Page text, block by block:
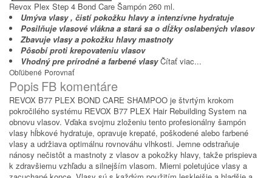
Revox Plex Step 4 Bond Care Šampón 260 ml.
Umýva vlasy , čistí pokožku hlavy a intenzívne hydratuje
Posilňuje vlasové vlákna a stará sa o dĺžky oslabených vlasov
Zbavuje vlasy a pokožku hlavy mastnoty
Pôsobí proti krepovateniu vlasov
Vhodný pre prírodné a farbené vlasy Čítať viac...
Obľúbené Porovnať
Popis FB komentáre
REVOX B77 PLEX BOND CARE SHAMPOO je štvrtým krokom
pokročilého systému REVOX B77 PLEX Hair Rebuilding System na
obnovu vlasov. Vďaka svojmu zloženiu tento profesionálny šampón
vlasy hĺbkové hydratuje, opravuje krepaté, poškodené alebo farbené
vlasy a udržiava optimálnu rovnováhu vlhkosti. Jemne odstraňuje
nánosy nečistôt a mastnoty z vlasov a pokožky hlavy, takže prispieva
k zdravšiemu vzhľadu a silnejším vlasom. Mierni poletujúce vlasy a